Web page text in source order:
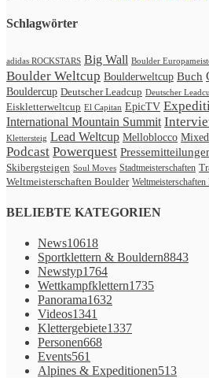
Schlagwörter
adidas ROCKSTARS Big Wall Boulder
Boulder Weltcup Boulderweltcup Buch
Bouldercup Deutscher Leadcup Deutscher
Eiskletterweltcup El Capitan EpicTV
International Mountain Summit
Klettersteig Lead Weltcup Melloblocco Mixed
Podcast Powerquest
Skibergsteigen Soul Moves Stadtmeisterschaften
Weltmeisterschaften Boulder Weltmeisterschaften
BELIEBTE KATEGORIEN
News10618
Sportklettern & Bouldern8843
Newstyp1764
Wettkampfklettern1735
Panorama1632
Videos1341
Klettergebiete1337
Personen668
Events561
Alpines & Expeditionen513